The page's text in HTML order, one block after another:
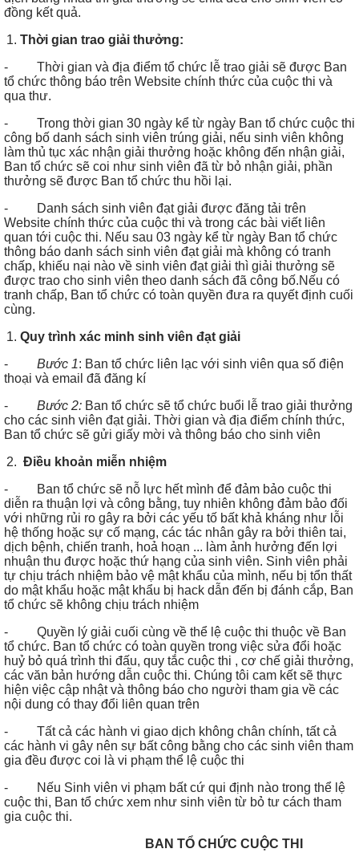
đồng kết quả.
Thời gian trao giải thưởng:
- Thời gian và địa điểm tổ chức lễ trao giải sẽ được Ban
tổ chức thông báo trên Website chính thức của cuộc thi và
qua thư.
- Trong thời gian 30 ngày kể từ ngày Ban tổ chức cuộc thi
công bố danh sách sinh viên trúng giải, nếu sinh viên không
làm thủ tục xác nhận giải thưởng hoặc không đến nhận giải,
Ban tổ chức sẽ coi như sinh viên đã từ bỏ nhận giải, phần
thưởng sẽ được Ban tổ chức thu hồi lại.
- Danh sách sinh viên đạt giải được đăng tải trên
Website chính thức của cuộc thi và trong các bài viết liên
quan tới cuộc thi. Nếu sau 03 ngày kể từ ngày Ban tổ chức
thông báo danh sách sinh viên đạt giải mà không có tranh
chấp, khiếu nại nào về sinh viên đạt giải thì giải thưởng sẽ
được trao cho sinh viên theo danh sách đã công bố.Nếu có
tranh chấp, Ban tổ chức có toàn quyền đưa ra quyết định cuối
cùng.
Quy trình xác minh sinh viên đạt giải
- Bước 1: Ban tổ chức liên lạc với sinh viên qua số điện
thoại và email đã đăng kí
- Bước 2: Ban tổ chức sẽ tổ chức buổi lễ trao giải thưởng
cho các sinh viên đạt giải. Thời gian và địa điểm chính thức,
Ban tổ chức sẽ gửi giấy mời và thông báo cho sinh viên
Điều khoản miễn nhiệm
- Ban tổ chức sẽ nỗ lực hết mình để đảm bảo cuộc thi
diễn ra thuận lợi và công bằng, tuy nhiên không đảm bảo đối
với những rủi ro gây ra bởi các yếu tố bất khả kháng như lỗi
hệ thống hoặc sự cố mạng, các tác nhân gây ra bởi thiên tai,
dịch bệnh, chiến tranh, hoả hoạn ... làm ảnh hưởng đến lợi
nhuận thu được hoặc thứ hạng của sinh viên. Sinh viên phải
tự chịu trách nhiệm bảo vệ mật khẩu của mình, nếu bị tổn thất
do mật khẩu hoặc mật khẩu bị hack dẫn đến bị đánh cắp, Ban
tổ chức sẽ không chịu trách nhiệm
- Quyền lý giải cuối cùng về thể lệ cuộc thi thuộc về Ban
tổ chức. Ban tổ chức có toàn quyền trong việc sửa đổi hoặc
huỷ bỏ quá trình thi đấu, quy tắc cuộc thi , cơ chế giải thưởng,
các văn bản hướng dẫn cuộc thi. Chúng tôi cam kết sẽ thực
hiện việc cập nhật và thông báo cho người tham gia về các
nội dung có thay đổi liên quan trên
- Tất cả các hành vi giao dịch không chân chính, tất cả
các hành vi gây nên sự bất công bằng cho các sinh viên tham
gia đều được coi là vi phạm thể lệ cuộc thi
- Nếu Sinh viên vi phạm bất cứ qui định nào trong thể lệ
cuộc thi, Ban tổ chức xem như sinh viên từ bỏ tư cách tham
gia cuộc thi.
BAN TỔ CHỨC CUỘC THI